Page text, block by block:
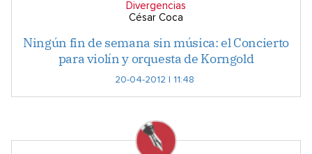
Divergencias
César Coca
Ningún fin de semana sin música: el Concierto
para violín y orquesta de Korngold
20-04-2012 | 11:48